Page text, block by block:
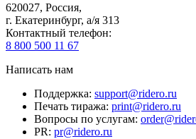
620027, Россия,
г. Екатеринбург, а/я 313
Контактный телефон:
8 800 500 11 67
Написать нам
Поддержка: support@ridero.ru
Печать тиража: print@ridero.ru
Вопросы по услугам:
PR: pr@ridero.ru